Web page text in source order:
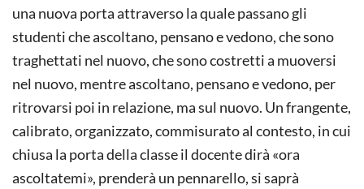
una nuova porta attraverso la quale passano gli
studenti che ascoltano, pensano e vedono, che sono
traghettati nel nuovo, che sono costretti a muoversi
nel nuovo, mentre ascoltano, pensano e vedono, per
ritrovarsi poi in relazione, ma sul nuovo. Un frangente,
calibrato, organizzato, commisurato al contesto, in cui
chiusa la porta della classe il docente dirà «ora
ascoltatemi», prenderà un pennarello, si saprà